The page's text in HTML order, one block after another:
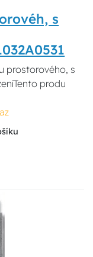
s
prostorového, s
produ